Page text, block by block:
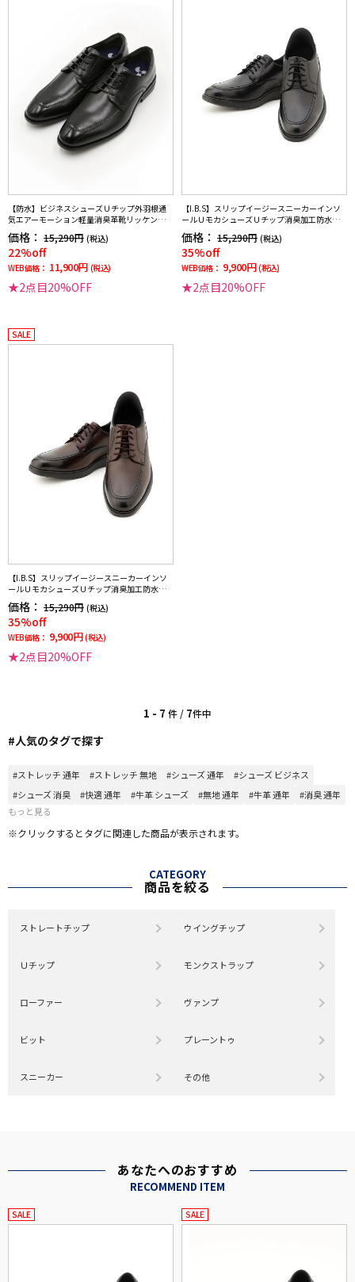
【防水】ビジネスシューズＵチップ外羽根通
気エアーモーション軽量消臭革靴リッケンバ
ッカー通年
価格： 15,290円 (税込)
22%off
WEB価格： 11,900円 (税込)
★2点目20%OFF
【I.B.S】スリップイージースニーカーインソ
ールＵモカシューズＵチップ消臭加工防水加
工通年
価格： 15,290円 (税込)
35%off
WEB価格： 9,900円 (税込)
★2点目20%OFF
SALE
【I.B.S】スリップイージースニーカーインソ
ールＵモカシューズＵチップ消臭加工防水加
工通年
価格： 15,290円 (税込)
35%off
WEB価格： 9,900円 (税込)
★2点目20%OFF
1 - 7 件 / 7件中
#人気のタグで探す
#ストレッチ 通年 #ストレッチ 無地 #シューズ 通年
#シューズ ビジネス
#シューズ 消臭
#快適 通年 #牛革 シューズ #無地 通年 #牛革 通年
#消臭 通年
もっと見る
※クリックするとタグに関連した商品が表示されます。
CATEGORY
商品を絞る
ストレートチップ ウイングチップ
Ｕチップ モンクストラップ
ローファー ヴァンプ
ビット プレーントゥ
スニーカー その他
あなたへのおすすめ
RECOMMEND ITEM
SALE SALE